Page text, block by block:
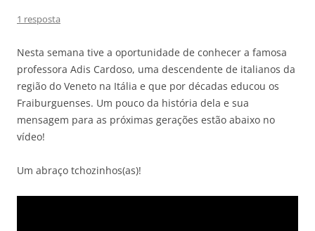
1 resposta
Nesta semana tive a oportunidade de conhecer a famosa
professora Adis Cardoso, uma descendente de italianos da
região do Veneto na Itália e que por décadas educou os
Fraiburguenses. Um pouco da história dela e sua
mensagem para as próximas gerações estão abaixo no
vídeo!
Um abraço tchozinhos(as)!